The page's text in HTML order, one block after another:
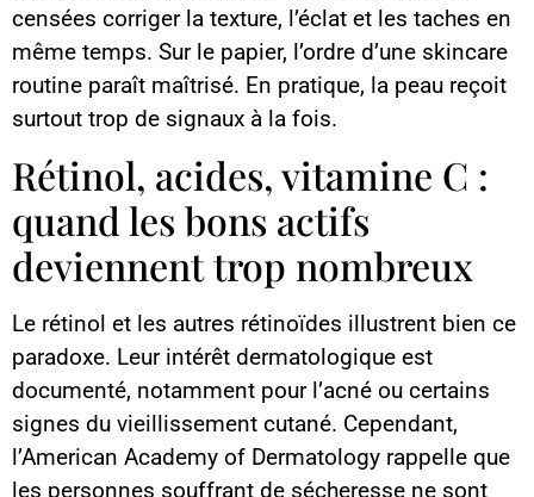
censées corriger la texture, l’éclat et les taches en
même temps. Sur le papier, l’ordre d’une skincare
routine paraît maîtrisé. En pratique, la peau reçoit
surtout trop de signaux à la fois.
Rétinol, acides, vitamine C :
quand les bons actifs
deviennent trop nombreux
Le rétinol et les autres rétinoïdes illustrent bien ce
paradoxe. Leur intérêt dermatologique est
documenté, notamment pour l’acné ou certains
signes du vieillissement cutané. Cependant,
l’American Academy of Dermatology rappelle que
les personnes souffrant de sécheresse ne sont